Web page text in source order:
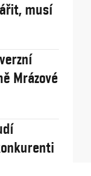
musí
Mrázové